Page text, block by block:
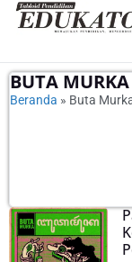
BUTA MURKA
Beranda » Buta